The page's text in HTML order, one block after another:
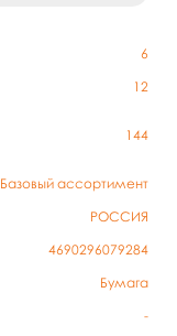
6
12
144
Базовый ассортимент
РОССИЯ
4690296079284
Бумага
-